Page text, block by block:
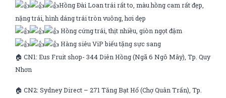
Hồng Đài Loan trái rất to, màu hồng cam rất đẹp,
nặng trái, hình dáng trái tròn vuông, hơi dẹp
Hồng cứng trái, thịt nhiều, giòn ngọt đậm
Hàng siêu ViP biếu tặng sực sang
🏠 CN1: Eus Fruit shop- 344 Diên Hồng (Ngã 6 Ngô Mây), Tp. Quy
Nhơn
🏠 CN2: Sydney Direct – 271 Tăng Bạt Hổ (Chợ Quân Trấn), Tp.